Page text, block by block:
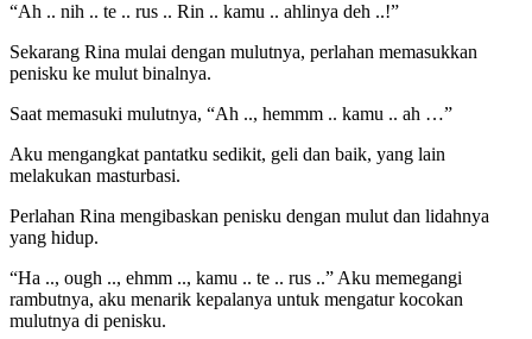
“Ah .. nih .. te .. rus .. Rin .. kamu .. ahlinya deh ..!”
Sekarang Rina mulai dengan mulutnya, perlahan memasukkan
penisku ke mulut binalnya.
Saat memasuki mulutnya, “Ah .., hemmm .. kamu .. ah …”
Aku mengangkat pantatku sedikit, geli dan baik, yang lain
melakukan masturbasi.
Perlahan Rina mengibaskan penisku dengan mulut dan lidahnya
yang hidup.
“Ha .., ough .., ehmm .., kamu .. te .. rus ..” Aku memegangi
rambutnya, aku menarik kepalanya untuk mengatur kocokan
mulutnya di penisku.